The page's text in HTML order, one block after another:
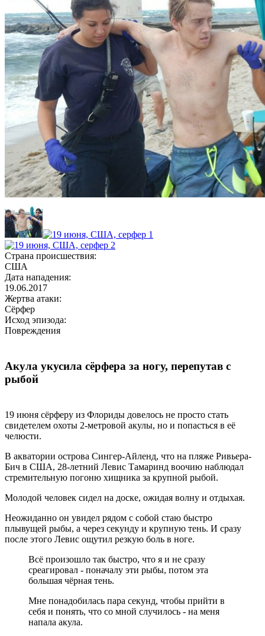
Страна происшествия:
США
Дата нападения:
19.06.2017
Жертва атаки:
Сёрфер
Исход эпизода:
Повреждения
Акула укусила сёрфера за ногу, перепутав с
рыбой
19 июня сёрферу из Флориды довелось не просто стать
свидетелем охоты 2-метровой акулы, но и попасться в её
челюсти.
В акватории острова Сингер-Айленд, что на пляже Ривьера-
Бич в США, 28-летний Левис Тамаринд воочию наблюдал
стремительную погоню хищника за крупной рыбой.
Молодой человек сидел на доске, ожидая волну и отдыхая.
Неожиданно он увидел рядом с собой стаю быстро
плывущей рыбы, а через секунду и крупную тень. И сразу
после этого Левис ощутил резкую боль в ноге.
Всё произошло так быстро, что я и не сразу
среагировал - поначалу эти рыбы, потом эта
большая чёрная тень.
Мне понадобилась пара секунд, чтобы прийти в
себя и понять, что со мной случилось - на меня
напала акула.